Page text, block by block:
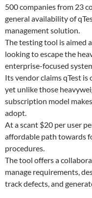
500 companies from 23
general availability of
management solution.
The testing tool is aimed
looking to escape the
enterprise-focused
Its vendor claims qTest
yet unlike those
subscription model
adopt.
At a scant $20 per user
affordable path towards
procedures.
The tool offers a
manage requirements,
track defects, and